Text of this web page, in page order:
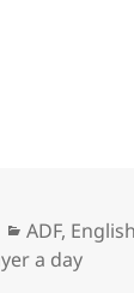
Kategorien
ADF,
a day